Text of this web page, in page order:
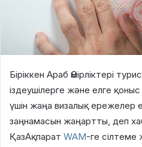
Біріккен Араб Әмірліктері
іздеушілерге және елге
үшін жаңа визалық ережелер
заңнамасын жаңартты, деп
ҚазАқпарат WAM-ге сілтеме